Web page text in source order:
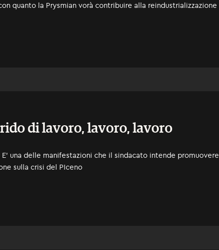
quanto la Prysmian vorà contribuire alla reindustrializzazione
di lavoro, lavoro, lavoro
una delle manifestazioni che il sindacato intende promuovere
sulla crisi del PIceno